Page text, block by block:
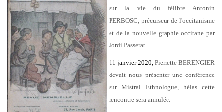
sur la vie du félibre Antonin
PERBOSC, précurseur de l'occitanisme
et de la nouvelle graphie occitane par
Jordi Passerat.
11 janvier 2020, Pierrette BERENGIER
devait nous présenter une conférence
sur Mistral Ethnologue, hélas cette
rencontre sera annulée.